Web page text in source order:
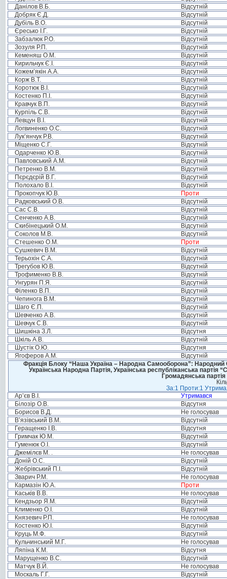
Данілов В.Б.
Відсутній
Добряк Є.Д.
Відсутній
Дубіль В.О.
Відсутній
Єресько І.Г.
Відсутній
Забзалюк Р.О.
Відсутній
Зозуля Р.П.
Відсутній
Кеменяш О.М.
Відсутній
Кирильчук Є.І.
Відсутній
Кожем’якін А.А.
Відсутній
Корж В.Т.
Відсутній
Коротюк В.І.
Відсутній
Костенко П.І.
Відсутній
Кравчук В.П.
Відсутній
Курпіль С.В.
Відсутній
Левцун В.І.
Відсутній
Логвиненко О.С.
Відсутній
Лук’янчук Р.В.
Відсутній
Міщенко С.Г.
Відсутній
Одарченко Ю.В.
Відсутній
Павловський А.М.
Відсутній
Петренко В.М.
Відсутній
Пєрєдєрій В.Г.
Відсутній
Полохало В.І.
Відсутній
Прокопчук Ю.В.
Проти
Радковський О.В.
Відсутній
Сас С.В.
Відсутній
Сенченко А.В.
Відсутній
Скибінецький О.М.
Відсутній
Соколов М.В.
Відсутній
Стешенко О.М.
Проти
Сушкевич В.М.
Відсутній
Терьохін С.А.
Відсутній
Трегубов Ю.В.
Відсутній
Трофименко В.В.
Відсутній
Унгурян П.Я.
Відсутній
Філенко В.П.
Відсутній
Чепинога В.М.
Відсутній
Шаго Є.П.
Відсутній
Шевченко А.В.
Відсутній
Шевчук С.В.
Відсутній
Шишкіна З.Л.
Відсутня
Шкіль А.В.
Відсутній
Шустік О.Ю.
Відсутня
Ягоферов А.М.
Відсутній
Фракція Блоку “Наша Україна – Народна Самооборона”: Народний
Українська Народна Партія, Українська республіканська
Громадянська
За:1 Проти:1
Ар’єв В.І.
Утримався
Білозір О.В.
Відсутня
Борисов В.Д.
Не голосував
В’язівський В.М.
Відсутній
Геращенко І.В.
Відсутня
Гримчак Ю.М.
Відсутній
Гуменюк О.І.
Відсутній
Джемілєв М. .
Не голосував
Доній О.С.
Відсутній
Жебрівський П.І.
Відсутній
Зварич Р.М.
Не голосував
Кармазін Ю.А.
Проти
Каськів В.В.
Не голосував
Кендзьор Я.М.
Відсутній
Клименко О.І.
Відсутній
Князевич Р.П.
Не голосував
Костенко Ю.І.
Відсутній
Круць М.Ф.
Відсутній
Кульчинський М.Г.
Не голосував
Ляпіна К.М.
Відсутня
Марущенко В.С.
Відсутній
Матчук В.Й.
Не голосував
Москаль Г.Г.
Відсутній